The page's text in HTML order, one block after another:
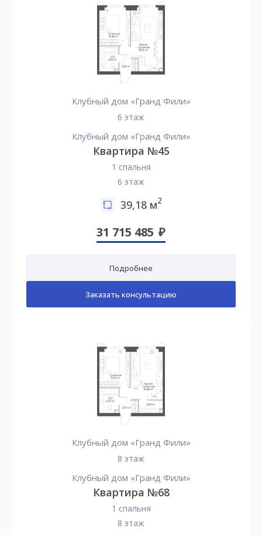
Клубный дом «Гранд Фили»
6 этаж
Клубный дом «Гранд Фили»
Квартира №45
1 спальня
6 этаж
39,18 м2
31 715 485
Подробнее
Заказать консультацию
Клубный дом «Гранд Фили»
8 этаж
Клубный дом «Гранд Фили»
Квартира №68
1 спальня
8 этаж